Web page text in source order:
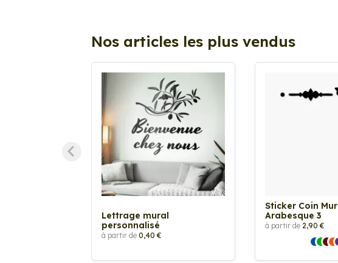
Nos articles les plus vendus
Lettrage mural
personnalisé
à partir de 0,40 €
Sticker Coin Mur
Arabesque 3
à partir de 2,90 €